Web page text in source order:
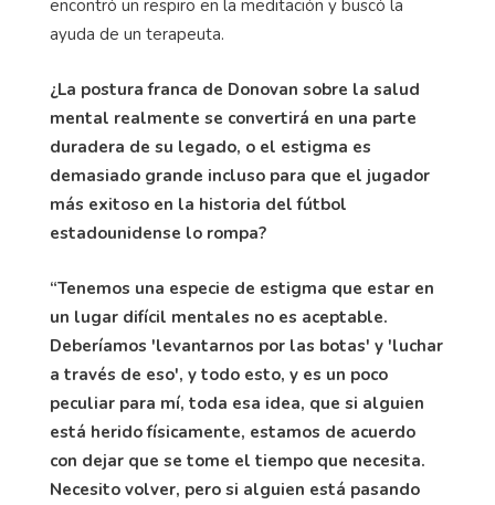
encontró un respiro en la meditación y buscó la
ayuda de un terapeuta.
¿La postura franca de Donovan sobre la salud
mental realmente se convertirá en una parte
duradera de su legado, o el estigma es
demasiado grande incluso para que el jugador
más exitoso en la historia del fútbol
estadounidense lo rompa?
“Tenemos una especie de estigma que estar en
un lugar difícil mentales no es aceptable.
Deberíamos 'levantarnos por las botas' y 'luchar
a través de eso', y todo esto, y es un poco
peculiar para mí, toda esa idea, que si alguien
está herido físicamente, estamos de acuerdo
con dejar que se tome el tiempo que necesita.
Necesito volver, pero si alguien está pasando